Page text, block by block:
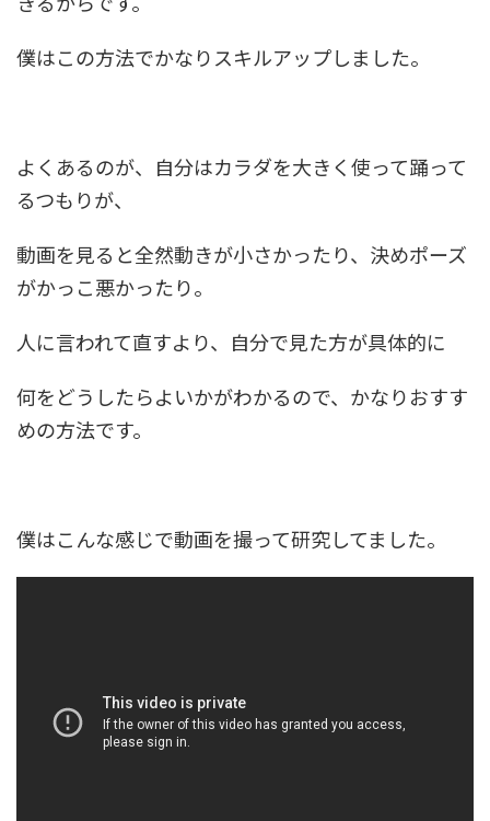
僕はこの方法でかなりスキルアップしました。
よくあるのが、自分はカラダを大きく使って踊って
るつもりが、
動画を見ると全然動きが小さかったり、決めポーズ
がかっこ悪かったり。
人に言われて直すより、自分で見た方が具体的に
何をどうしたらよいかがわかるので、かなりおすす
めの方法です。
僕はこんな感じで動画を撮って研究してました。